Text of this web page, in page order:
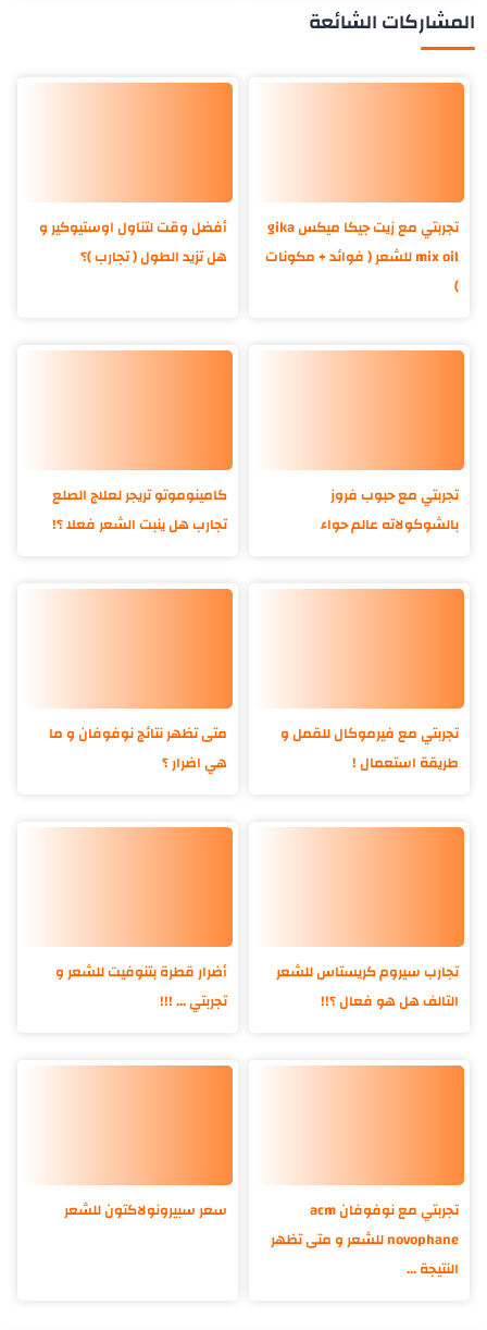
المشاركات الشائعة
تجربتي مع زيت جيكا ميكس gika
mix oil للشعر ( فوائد + مكونات
أفضل وقت لتناول اوستيوكير و
هل تزيد الطول ( تجارب )؟
تجربتي مع حبوب فروز
بالشوكولاته عالم حواء
كامينوموتو تريجر لعلاج الصلع
تجارب هل ينبت الشعر فعلا ؟!
تجربتي مع فيرموكال للقمل و
طريقة استعمال !
متى تظهر نتائج نوفوفان و ما
هي اضرار ؟
تجارب سيروم كريستاس للشعر
التالف هل هو فعال ؟!!
أضرار قطرة بتنوفيت للشعر و
تجربتي ... !!!
تجربتي مع نوفوفان acm
novophane للشعر و متى تظهر
النتيجة ...
سعر سبيرونولاكتون للشعر